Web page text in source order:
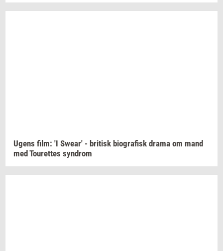
Ugens film: 'I Swear' - bri­tisk bi­o­gra­fisk drama om mand
medTou­ret­tes syn­drom